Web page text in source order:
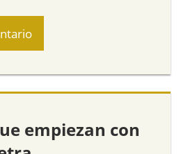
empiezan con